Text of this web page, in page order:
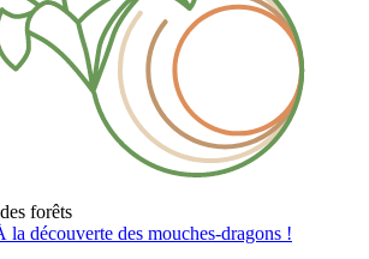
forêts
la découverte des mouches-dragons !